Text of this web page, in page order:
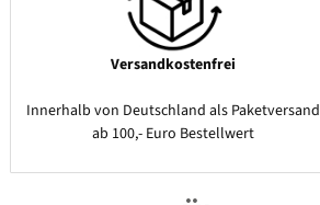
Versandkostenfrei
Innerhalb von Deutschland als Paketversand
ab 100,- Euro Bestellwert